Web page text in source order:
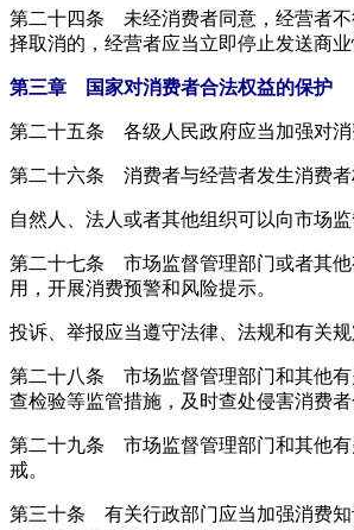
第二十四条 未经消费者同意，经营者不
择取消的，经营者应当立即停止发送商
第三章 国家对消费者合法权益的保护
第二十五条 各级人民政府应当加强对消
第二十六条 消费者与经营者发生消费者
自然人、法人或者其他组织可以向市场
第二十七条 市场监督管理部门或者其他
用，开展消费预警和风险提示。
投诉、举报应当遵守法律、法规和有关
第二十八条 市场监督管理部门和其他有
查检验等监管措施，及时查处侵害消费者
第二十九条 市场监督管理部门和其他有
戒。
第三十条 有关行政部门应当加强消费知